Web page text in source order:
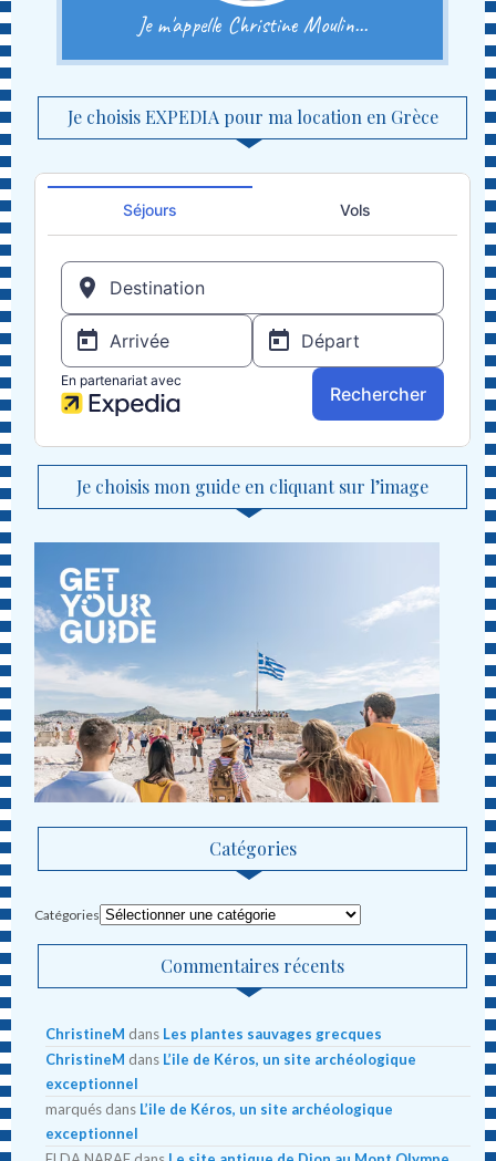
Je m'appelle Christine Moulin...
Je choisis EXPEDIA pour ma location en Grèce
Je choisis mon guide en cliquant sur l’image
Catégories
Catégories
Commentaires récents
ChristineM dans Les plantes sauvages grecques
ChristineM dans L’ile de Kéros, un site archéologique
exceptionnel
marqués dans L’ile de Kéros, un site archéologique
exceptionnel